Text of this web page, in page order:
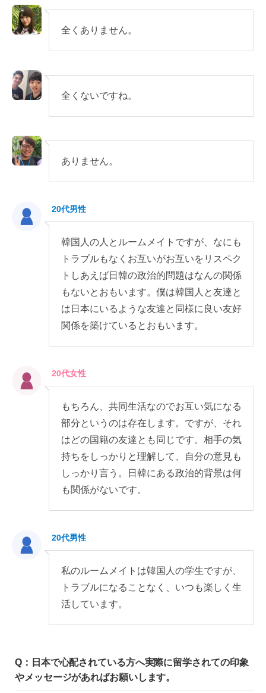
全くありません。
全くないですね。
ありません。
20代男性
韓国人の人とルームメイトですが、なにも
トラブルもなくお互いがお互いをリスペク
トしあえば日韓の政治的問題はなんの関係
もないとおもいます。僕は韓国人と友達と
は日本にいるような友達と同様に良い友好
関係を築けているとおもいます。
20代女性
もちろん、共同生活なのでお互い気になる
部分というのは存在します。ですが、それ
はどの国籍の友達とも同じです。相手の気
持ちをしっかりと理解して、自分の意見も
しっかり言う。日韓にある政治的背景は何
も関係がないです。
20代男性
私のルームメイトは韓国人の学生ですが、
トラブルになることなく、いつも楽しく生
活しています。
Q：日本で心配されている方へ実際に留学されての印象
やメッセージがあればお願いします。